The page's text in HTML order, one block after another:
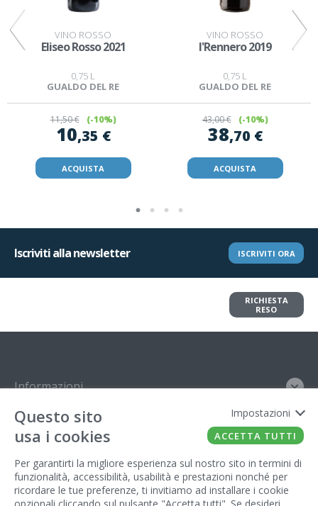
VINO ROSSO
Eliseo Rosso 2021
0,75 L
GUALDO DEL RE
11,50 € (-10%)
10,35 €
ACQUISTA
VINO ROSSO
I'Rennero 2019
0,75 L
GUALDO DEL RE
43,00 € (-10%)
38,70 €
ACQUISTA
Iscriviti alla newsletter ISCRIVITI ORA
RICHIESTA
RESO
Informazioni
Contatto
Gestore del sito
Questo sito
usa i cookies
Per garantirti la migliore esperienza sul nostro sito in termini di
funzionalità, accessibilità, usabilità e prestazioni nonché per
ricordare le tue preferenze, ti invitiamo ad installare i cookie
Impostazioni
ACCETTA TUTTI